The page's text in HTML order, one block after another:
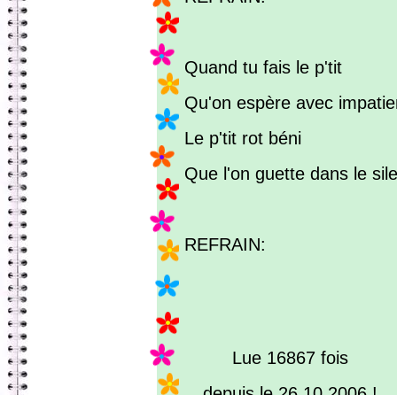
Quand tu fais le p'tit
Qu'on espère avec
Le p'tit rot béni
Que l'on guette dans le
REFRAIN:
Lue 16867 fois